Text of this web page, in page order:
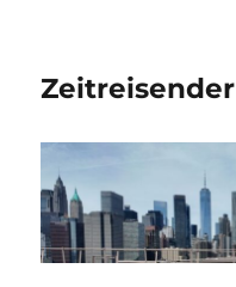
Zeitreisender